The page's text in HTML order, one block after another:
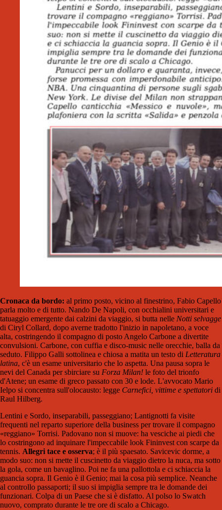
Cronaca da bordo: al primo posto, vicino al finestrino, Fabio Capello
parla molto e di tutto. Nando De Napoli, con occhialini universitari e
tatuaggio emergente dai calzini da viaggio, si butta nelle Notti selvagge
di Ciryl Collard, dopo averne tradotto l'inizio in napoletano, a voce
alta, costringendo il compagno di posto Angelo Carbone a divertite
convulsioni. Carbone, con cuffia e disco-music nelle orecchie, balla da
seduto. Filippo Galli sottolinea e chiosa a matita un testo di Letteratura
latina, c'è un esame universitario che lo aspetta. Una pausa sopra le
nevi del Canada per sbirciare su Forza Milan! le foto del trionfo
d'Atene; un esame di greco passato con 30 e lode. L'avvocato Mario
Ielpo si concentra sull'olocausto: legge Carnefici, vittime e spettatori di
Raul Hilberg.
Lentini e Sordo, inseparabili, passeggiano; Lantignotti fa visite
frequenti nel reparto superiore della business per trovare il compagno
«reggiano» Torrisi. Padovano non si muove: ha vesciche ai piedi che
lo costringono ad inquinare l'impeccabile look Fininvest con scarpe da
tennis. Allegri tace e osserva; è il più spaesato. Savicevic dorme, a
modo suo: non si mette il cuscinetto da viaggio dietro la nuca, ma sotto
la gola, come un bavaglino. Poi ne fa una pallottola e ci schiaccia la
guancia sopra. Il Genio è il Genio; mai la cosa più semplice. Neanche
al controllo passaporti; il suo si impiglia sempre tra le domande dei
funzionari. Colpa di un Paese che si è disfatto. Al polso lo Swatch
nuovo, comprato durante le tre ore di scalo a Chicago.